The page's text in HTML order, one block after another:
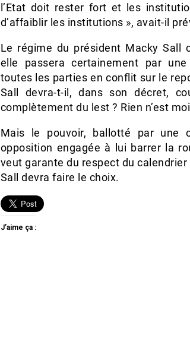
l’Etat doit rester fort et les
d’affaiblir les institutions », avait-il
Le régime du président Macky Sall
elle passera certainement par
toutes les parties en conflit sur le
Sall devra-t-il, dans son décret,
complètement du lest ? Rien n’est
Mais le pouvoir, ballotté par une
opposition engagée à lui barrer la
veut garante du respect du
Sall devra faire le choix.
J’aime ça :